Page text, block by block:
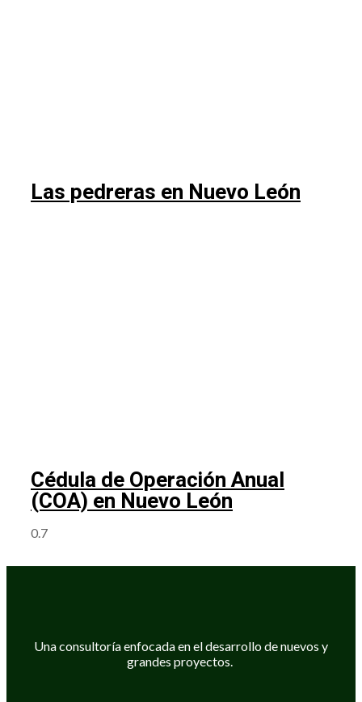
Las pedreras en Nuevo León
Cédula de Operación Anual
(COA) en Nuevo León
Una consultoría enfocada en el desarrollo de nuevos y
grandes proyectos.